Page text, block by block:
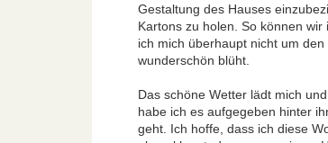
Gestaltung des Hauses
Kartons zu holen. So können
ich mich überhaupt nicht um
wunderschön blüht.
Das schöne Wetter lädt mich
habe ich es aufgegeben hinter
geht. Ich hoffe, dass ich diese